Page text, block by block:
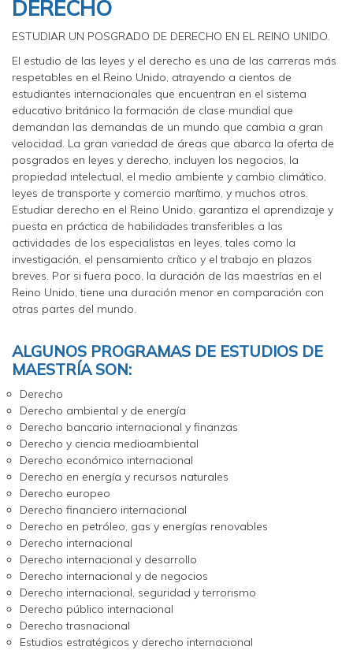
DERECHO
ESTUDIAR UN POSGRADO DE DERECHO EN EL REINO UNIDO.
El estudio de las leyes y el derecho es una de las carreras más
respetables en el Reino Unido, atrayendo a cientos de
estudiantes internacionales que encuentran en el sistema
educativo británico la formación de clase mundial que
demandan las demandas de un mundo que cambia a gran
velocidad. La gran variedad de áreas que abarca la oferta de
posgrados en leyes y derecho, incluyen los negocios, la
propiedad intelectual, el medio ambiente y cambio climático,
leyes de transporte y comercio marítimo, y muchos otros.
Estudiar derecho en el Reino Unido, garantiza el aprendizaje y
puesta en práctica de habilidades transferibles a las
actividades de los especialistas en leyes, tales como la
investigación, el pensamiento crítico y el trabajo en plazos
breves. Por si fuera poco, la duración de las maestrías en el
Reino Unido, tiene una duración menor en comparación con
otras partes del mundo.
ALGUNOS PROGRAMAS DE ESTUDIOS DE
MAESTRÍA SON:
Derecho
Derecho ambiental y de energía
Derecho bancario internacional y finanzas
Derecho y ciencia medioambiental
Derecho económico internacional
Derecho en energía y recursos naturales
Derecho europeo
Derecho financiero internacional
Derecho en petróleo, gas y energías renovables
Derecho internacional
Derecho internacional y desarrollo
Derecho internacional y de negocios
Derecho internacional, seguridad y terrorismo
Derecho público internacional
Derecho trasnacional
Estudios estratégicos y derecho internacional